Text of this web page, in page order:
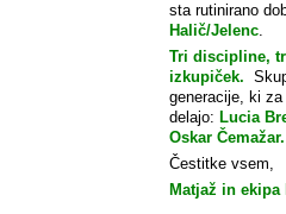
sta rutinirano
Halič/Jelenc.
Tri discipline,
izkupiček.
generacije, ki
delajo: Lucia
Oskar
Čestitke vsem,
Matjaž in ekipa